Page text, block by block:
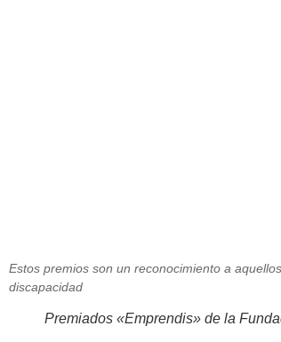
Estos premios son un reconocimiento a
discapacidad
Premiados «Emprendis» de la